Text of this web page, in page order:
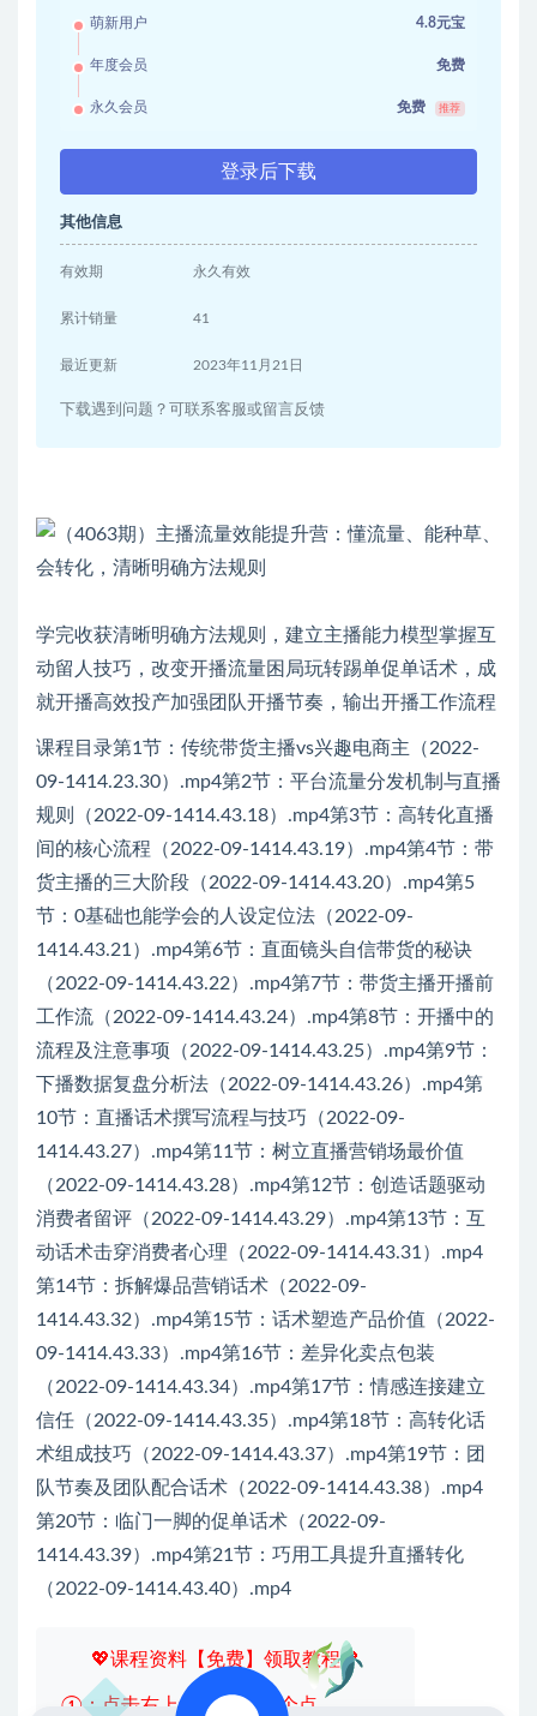
萌新用户 4.8元宝
年度会员 免费
永久会员 免费 推荐
登录后下载
其他信息
有效期 永久有效
累计销量 41
最近更新 2023年11月21日
下载遇到问题？可联系客服或留言反馈
学完收获清晰明确方法规则，建立主播能力模型掌握互
动留人技巧，改变开播流量困局玩转踢单促单话术，成
就开播高效投产加强团队开播节奏，输出开播工作流程
课程目录第1节：传统带货主播vs兴趣电商主（2022-
09-1414.23.30）.mp4第2节：平台流量分发机制与直播
规则（2022-09-1414.43.18）.mp4第3节：高转化直播
间的核心流程（2022-09-1414.43.19）.mp4第4节：带
货主播的三大阶段（2022-09-1414.43.20）.mp4第5
节：0基础也能学会的人设定位法（2022-09-
1414.43.21）.mp4第6节：直面镜头自信带货的秘诀
（2022-09-1414.43.22）.mp4第7节：带货主播开播前
工作流（2022-09-1414.43.24）.mp4第8节：开播中的
流程及注意事项（2022-09-1414.43.25）.mp4第9节：
下播数据复盘分析法（2022-09-1414.43.26）.mp4第
10节：直播话术撰写流程与技巧（2022-09-
1414.43.27）.mp4第11节：树立直播营销场最价值
（2022-09-1414.43.28）.mp4第12节：创造话题驱动
消费者留评（2022-09-1414.43.29）.mp4第13节：互
动话术击穿消费者心理（2022-09-1414.43.31）.mp4
第14节：拆解爆品营销话术（2022-09-
1414.43.32）.mp4第15节：话术塑造产品价值（2022-
09-1414.43.33）.mp4第16节：差异化卖点包装
（2022-09-1414.43.34）.mp4第17节：情感连接建立
信任（2022-09-1414.43.35）.mp4第18节：高转化话
术组成技巧（2022-09-1414.43.37）.mp4第19节：团
队节奏及团队配合话术（2022-09-1414.43.38）.mp4
第20节：临门一脚的促单话术（2022-09-
1414.43.39）.mp4第21节：巧用工具提升直播转化
（2022-09-1414.43.40）.mp4
💖课程资料【免费】领取教程💖
①：点击右上角【 】三个点